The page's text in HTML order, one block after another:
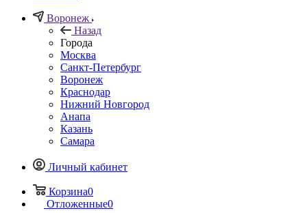
Воронеж
Назад
Города
Москва
Санкт-Петербург
Воронеж
Краснодар
Нижний Новгород
Анапа
Казань
Самара
Личный кабинет
Корзина0
Отложенные0